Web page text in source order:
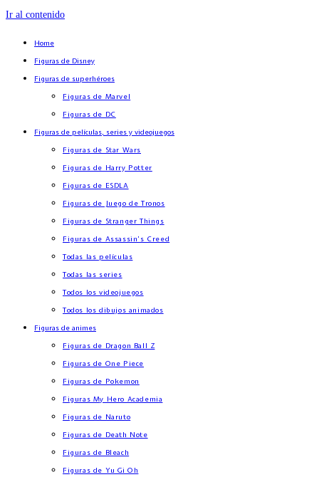
Ir al contenido
Home
Figuras de Disney
Figuras de superhéroes
Figuras de Marvel
Figuras de DC
Figuras de películas, series y videojuegos
Figuras de Star Wars
Figuras de Harry Potter
Figuras de ESDLA
Figuras de Juego de Tronos
Figuras de Stranger Things
Figuras de Assassin’s Creed
Todas las películas
Todas las series
Todos los videojuegos
Todos los dibujos animados
Figuras de animes
Figuras de Dragon Ball Z
Figuras de One Piece
Figuras de Pokemon
Figuras My Hero Academia
Figuras de Naruto
Figuras de Death Note
Figuras de Bleach
Figuras de Yu Gi Oh